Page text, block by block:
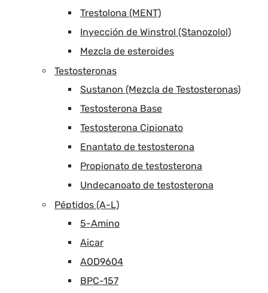
Trestolona (MENT)
Inyección de Winstrol (Stanozolol)
Mezcla de esteroides
Testosteronas
Sustanon (Mezcla de Testosteronas)
Testosterona Base
Testosterona Cipionato
Enantato de testosterona
Propionato de testosterona
Undecanoato de testosterona
Péptidos (A-L)
5-Amino
Aicar
AOD9604
BPC-157